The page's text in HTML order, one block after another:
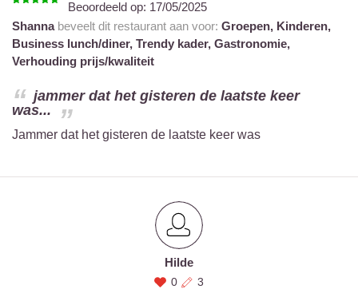
Beoordeeld op: 17/05/2025
Shannabeveelt dit restaurant aan voor: Groepen, Kinderen,
Business lunch/diner, Trendy kader, Gastronomie,
Verhouding prijs/kwaliteit
jammer dat het gisteren de laatste keer
was...
Jammer dat het gisteren de laatste keer was
Hilde
0 3